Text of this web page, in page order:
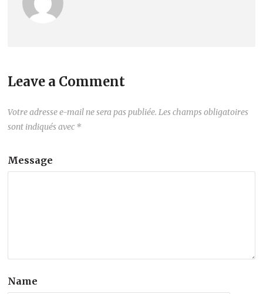
Leave a Comment
Votre adresse e-mail ne sera pas publiée. Les champs obligatoires
sont indiqués avec *
Message
Name